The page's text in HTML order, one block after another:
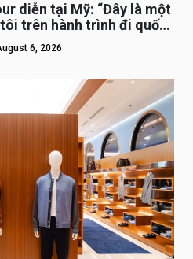
diễn tại Mỹ: “Đây là một
trên hành trình đi quốc
6, 2026